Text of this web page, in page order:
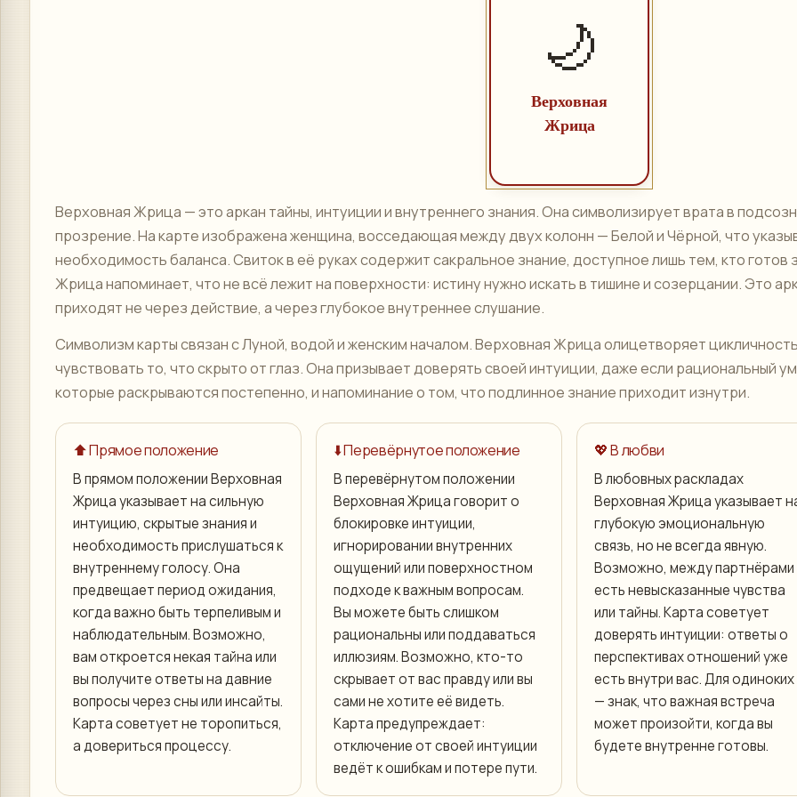
🌙
Верховная
Жрица
Верховная Жрица — это аркан тайны, интуиции и внутреннего знания. Она символизирует врата в
прозрение. На карте изображена женщина, восседающая между двух колонн — Белой и Чёрной, что
необходимость баланса. Свиток в её руках содержит сакральное знание, доступное лишь тем, кто готов
Жрица напоминает, что не всё лежит на поверхности: истину нужно искать в тишине и созерцании. Это
приходят не через действие, а через глубокое внутреннее слушание.
Символизм карты связан с Луной, водой и женским началом. Верховная Жрица олицетворяет
чувствовать то, что скрыто от глаз. Она призывает доверять своей интуиции, даже если рациональный
которые раскрываются постепенно, и напоминание о том, что подлинное знание приходит изнутри.
⬆️ Прямое положение
В прямом положении Верховная
Жрица указывает на сильную
интуицию, скрытые знания и
необходимость прислушаться к
внутреннему голосу. Она
предвещает период ожидания,
когда важно быть терпеливым и
наблюдательным. Возможно,
вам откроется некая тайна или
вы получите ответы на давние
вопросы через сны или инсайты.
Карта советует не торопиться,
а довериться процессу.
⬇️ Перевёрнутое положение
В перевёрнутом положении
Верховная Жрица говорит о
блокировке интуиции,
игнорировании внутренних
ощущений или поверхностном
подходе к важным вопросам.
Вы можете быть слишком
рациональны или поддаваться
иллюзиям. Возможно, кто-то
скрывает от вас правду или вы
сами не хотите её видеть.
Карта предупреждает:
отключение от своей интуиции
ведёт к ошибкам и потере пути.
💖 В любви
В любовных раскладах
Верховная Жрица указывает
глубокую эмоциональную
связь, но не всегда явную.
Возможно, между партнёрами
есть невысказанные чувства
или тайны. Карта советует
доверять интуиции: ответы о
перспективах отношений уже
есть внутри вас. Для одиноких
— знак, что важная встреча
может произойти, когда вы
будете внутренне готовы.